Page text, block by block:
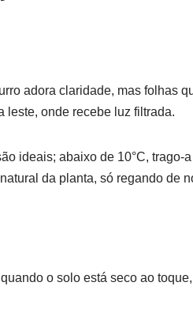
adora claridade, mas folhas
leste, onde recebe luz filtrada.
ideais; abaixo de 10°C,
da planta, só regando de
o solo está seco ao